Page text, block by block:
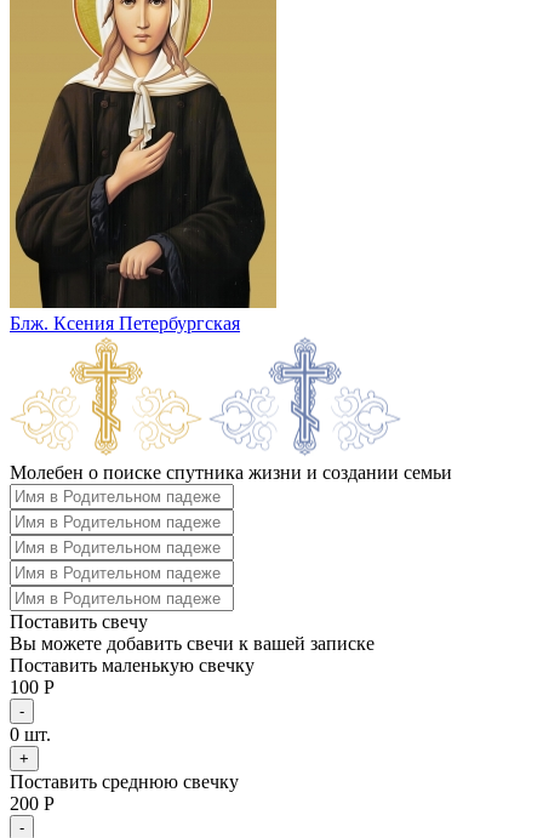
Блж. Ксения Петербургская
Молебен о поиске спутника жизни и создании семьи
Поставить свечу
Вы можете добавить свечи к вашей записке
Поставить маленькую свечку
100 Р
-
0 шт.
+
Поставить среднюю свечку
200 Р
-